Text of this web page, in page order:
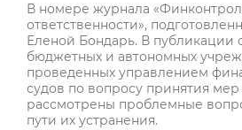
В номере журнала
ответственности»,
Еленой Бондарь. В
бюджетных и автономных
проведенных управлением
судов по вопросу принятия
рассмотрены проблемные
пути их устранения.